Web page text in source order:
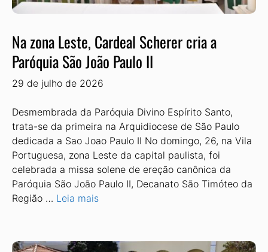
Na zona Leste, Cardeal Scherer cria a
Paróquia São João Paulo II
29 de julho de 2026
Desmembrada da Paróquia Divino Espírito Santo,
trata-se da primeira na Arquidiocese de São Paulo
dedicada a Sao Joao Paulo II No domingo, 26, na Vila
Portuguesa, zona Leste da capital paulista, foi
celebrada a missa solene de ereção canônica da
Paróquia São João Paulo II, Decanato São Timóteo da
Região … Leia mais